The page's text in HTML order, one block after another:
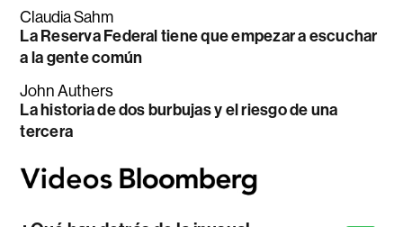
Claudia Sahm
La Reserva Federal tiene que empezar a escuchar
a la gente común
John Authers
La historia de dos burbujas y el riesgo de una
tercera